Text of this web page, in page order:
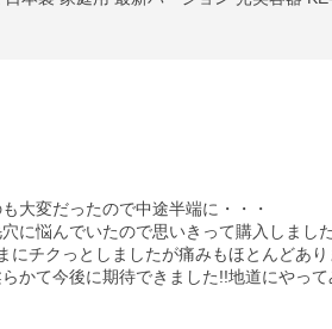
大変だったので中途半端に・・・
に悩んでいたので思いきって購入しまし
チクっとしましたが痛みもほとんどあり
かて今後に期待できました!!地道にやって